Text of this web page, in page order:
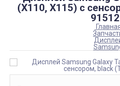
(X110, X115) с